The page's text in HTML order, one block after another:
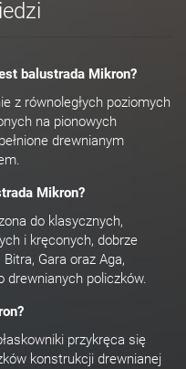
balustrada Mikron?
z równoległych poziomych
na pionowych
drewnianym
Mikron?
do klasycznych,
i kręconych, dobrze
Gara oraz Aga,
drewnianych policzków.
przykręca się
konstrukcji drewnianej